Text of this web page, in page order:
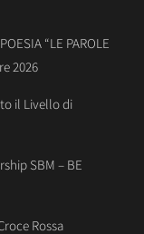
“LE PAROLE
2026
il Livello di
SBM – BE
Rossa